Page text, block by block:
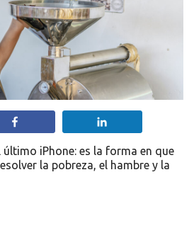
iPhone: es la forma en que
la pobreza, el hambre y la